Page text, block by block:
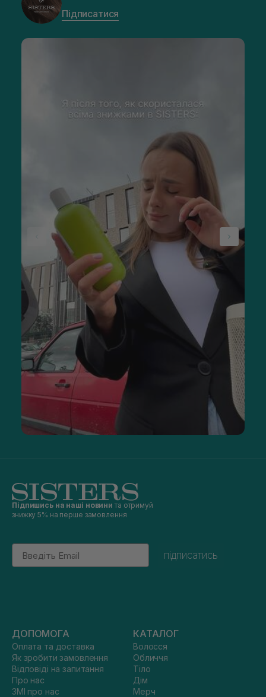
Підписатися
Підпишись на наші новини та отримуй
знижку 5% на перше замовлення
Email
підписатись
ДОПОМОГА
Оплата та доставка
Як зробити замовлення
Відповіді на запитання
Про нас
ЗМІ про нас
КАТАЛОГ
Волосся
Обличчя
Тіло
Дім
Мерч